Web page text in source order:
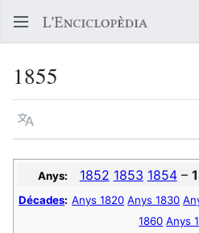
1855
Llegir en un atre idioma
Anys: 1852 1853 1854–
Décades: Anys 1820 Anys 1830
1860 Anys